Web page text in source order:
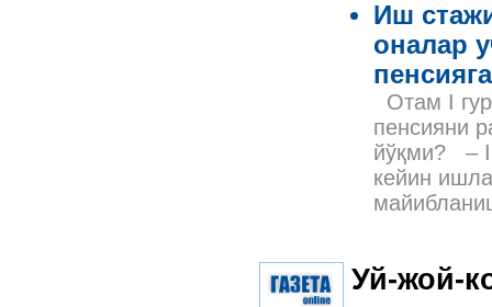
Иш
оналар
Отам I
пенсияни
йўқми? – I
кейин
Уй-жой-